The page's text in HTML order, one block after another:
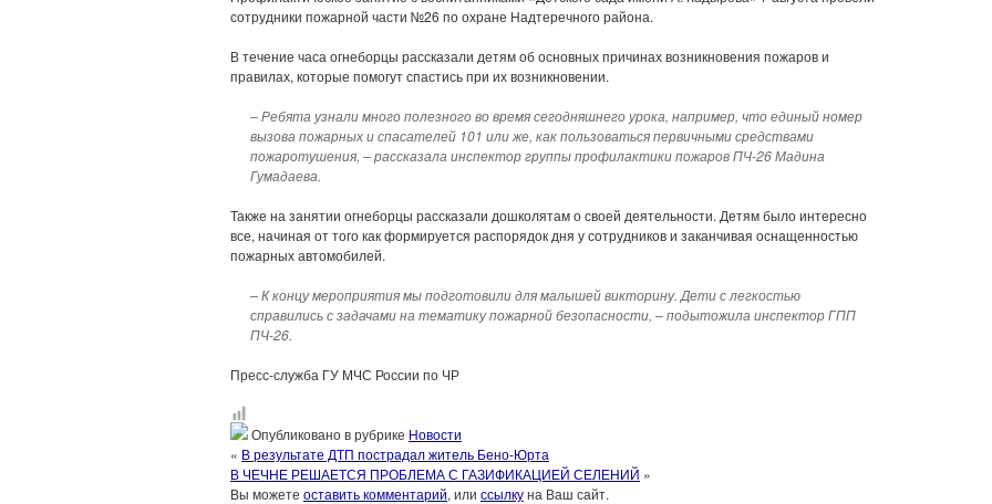
сотрудники пожарной части №26 по охране Надтеречного района.
В течение часа огнеборцы рассказали детям об основных причинах возникновения пожаров и
правилах, которые помогут спастись при их возникновении.
– Ребята узнали много полезного во время сегодняшнего урока, например, что единый номер
вызова пожарных и спасателей 101 или же, как пользоваться первичными средствами
пожаротушения, – рассказала инспектор группы профилактики пожаров ПЧ-26 Мадина
Гумадаева.
Также на занятии огнеборцы рассказали дошколятам о своей деятельности. Детям было интересно
все, начиная от того как формируется распорядок дня у сотрудников и заканчивая оснащенностью
пожарных автомобилей.
– К концу мероприятия мы подготовили для малышей викторину. Дети с легкостью
справились с задачами на тематику пожарной безопасности, – подытожила инспектор ГПП
ПЧ-26.
Пресс-служба ГУ МЧС России по ЧР
Опубликовано в рубрике Новости
« В результате ДТП пострадал житель Бено-Юрта
В ЧЕЧНЕ РЕШАЕТСЯ ПРОБЛЕМА С ГАЗИФИКАЦИЕЙ СЕЛЕНИЙ »
Вы можете оставить комментарий, или ссылкуна Ваш сайт.